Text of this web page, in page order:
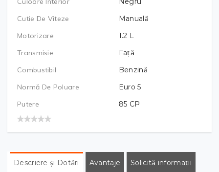
Cutie De Viteze
Manuală
Motorizare
1.2 L
Transmisie
Față
Combustibil
Benzină
Normă De Poluare
Euro 5
Putere
85 CP
Descriere și Dotări Avantaje Solicită informații